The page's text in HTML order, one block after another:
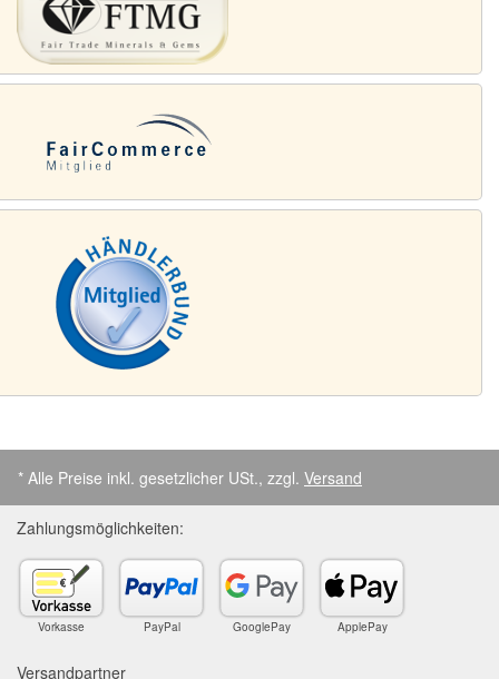
* Alle Preise inkl. gesetzlicher USt., zzgl. Versand
Zahlungsmöglichkeiten:
Vorkasse PayPal GooglePay ApplePay
Versandpartner